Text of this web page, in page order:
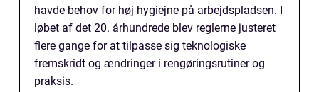
havde behov for høj hygiejne på arbejdspladsen. I
løbet af det 20. århundrede blev reglerne justeret
flere gange for at tilpasse sig teknologiske
fremskridt og ændringer i rengøringsrutiner og
praksis.